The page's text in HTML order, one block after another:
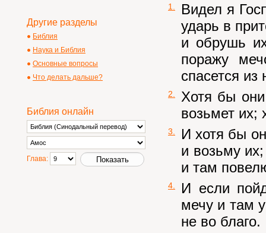
1.
Видел я
ударь в
и обрушь
поражу
спасется
2.
Хотя бы
возьмет их;
3.
И хотя бы
и возьму
и там
4.
И если
мечу и там
не во благо.
Другие разделы
Библия
Наука и Библия
Основные вопросы
Что делать дальше?
Библия онлайн
Глава: